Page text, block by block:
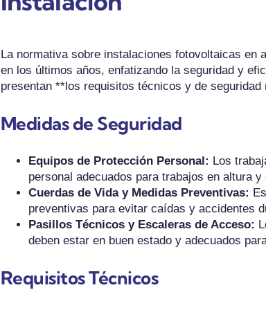
La normativa sobre instalaciones fotovoltaicas en
en los últimos años, enfatizando la seguridad y
presentan **los requisitos técnicos y de
Medidas de Seguridad
Equipos de Protección Personal: Los
personal adecuados para trabajos en altura
Cuerdas de Vida y Medidas Preventivas:
preventivas para evitar caídas y accidentes
Pasillos Técnicos y Escaleras de Acceso:
deben estar en buen estado y adecuados
Requisitos Técnicos